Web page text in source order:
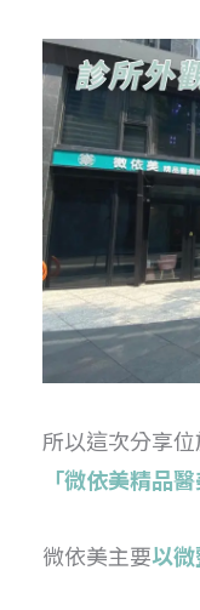
所以這次分享
「微依美精品醫
微依美主要以